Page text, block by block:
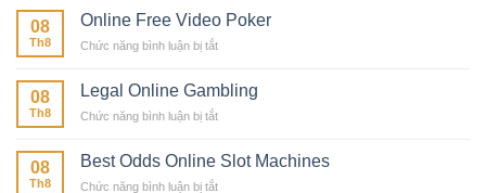
08
Th8
Online Free Video Poker
Chức năng bình luận bị tắtở
Free
Video
Poker
08
Th8
Legal Online Gambling
Chức năng bình luận bị tắtở
Online
Gambling
08
Th8
Best Odds Online Slot Machines
Chức năng bình luận bị tắtở